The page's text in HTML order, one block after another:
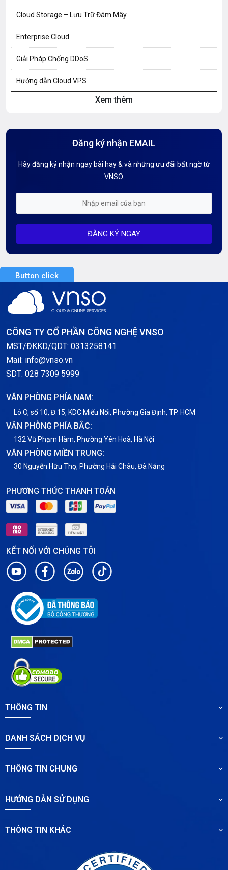
Cloud Storage – Lưu Trữ Đám Mây
Enterprise Cloud
Giải Pháp Chống DDoS
Hướng dẫn Cloud VPS
Hướng dẫn Tên miền
Kiến thức AI
Mỗi tuần 01 Server
Server Dedicated (Máy chủ riêng)
Server GPU
Server Windows
Thông báo
Thông tin chung
Tin tức
Xem thêm
Đăng ký nhận EMAIL
Hãy đăng ký nhận ngay bài hay & và những ưu đãi bất ngờ từ
VNSO.
ĐĂNG KÝ NGAY
Button click
CÔNG TY CỔ PHẦN CÔNG NGHỆ VNSO
MST/ĐKKD/QDT: 0313258141
Mail: info@vnso.vn
SDT: 028 7309 5999
VĂN PHÒNG PHÍA NAM:
Lô O, số 10, Đ.15, KDC Miếu Nổi, Phường Gia Định, TP. HCM
VĂN PHÒNG PHÍA BẮC:
132 Vũ Phạm Hàm, Phường Yên Hoà, Hà Nội
VĂN PHÒNG MIỀN TRUNG:
30 Nguyễn Hữu Thọ, Phường Hải Châu, Đà Nẵng
PHƯƠNG THỨC THANH TOÁN
KẾT NỐI VỚI CHÚNG TÔI
THÔNG TIN
DANH SÁCH DỊCH VỤ
THÔNG TIN CHUNG
HƯỚNG DẪN SỬ DỤNG
THÔNG TIN KHÁC